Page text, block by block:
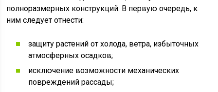
полноразмерных конструкций. В первую очередь, к
ним следует отнести:
защиту растений от холода, ветра, избыточных
атмосферных осадков;
исключение возможности механических
повреждений рассады;